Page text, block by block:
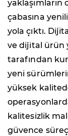
yaklaşımların
çabasına
yola çıktı.
ve dijital ürün
tarafından
yeni
yüksek
kalitesizlik
güvence